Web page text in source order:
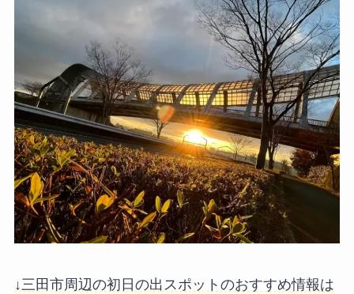
↓三田市周辺の初日の出スポットのおすすめ情報は